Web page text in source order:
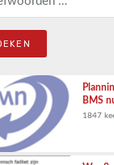
BMS
1847